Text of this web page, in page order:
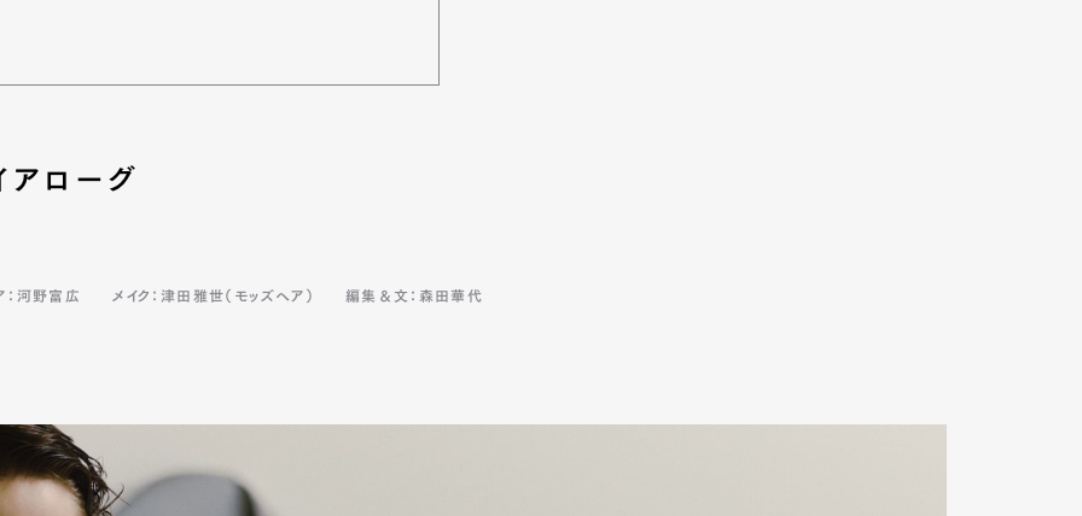
アローグ
：河野富広 メイク：津田雅世（モッズヘア） 編集＆文：森田華代